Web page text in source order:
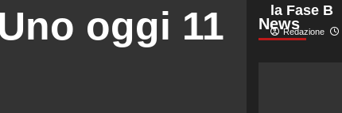
oggi 11
News
la Fase B
Redazione